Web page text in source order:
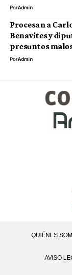
PorAdmin
Procesan a
Benavites y
presuntos
PorAdmin
QUIÉNES
AVISO